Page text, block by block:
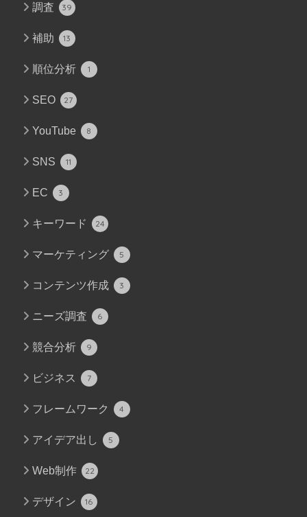
調査 39
補助 13
順位分析 1
SEO 27
YouTube 8
SNS 11
EC 3
キーワード 24
マーケティング 5
コンテンツ作成 3
ニーズ調査 6
競合分析 9
ビジネス 7
フレームワーク 4
アイデア出し 5
Web制作 22
デザイン 16